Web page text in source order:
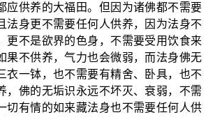
应供养的大福田。但因为诸佛都不需要
法身更不需要任何人供养，因为法身不
更不是欲界的色身，不需要受用饮食来
果不供养，气力也会微弱，而法身佛无
衣一钵，也不需要有精舍、卧具，也不
，佛的无垢识永远不坏灭、衰弱，不需
切有情的如来藏法身也不需要任何人供